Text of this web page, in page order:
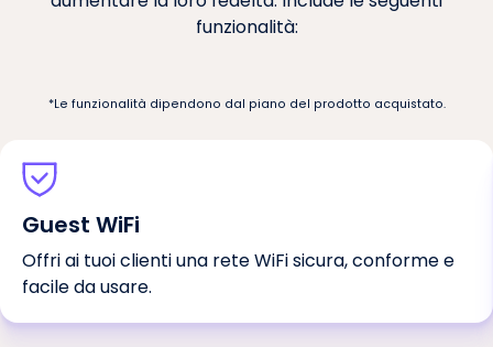
funzionalità:
*Le funzionalità dipendono dal piano del prodotto acquistato.
Guest WiFi
Offri ai tuoi clienti una rete WiFi sicura, conforme e
facile da usare.